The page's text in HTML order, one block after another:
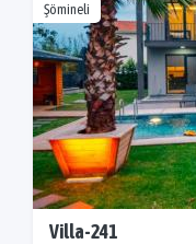
Şömineli
Villa-241